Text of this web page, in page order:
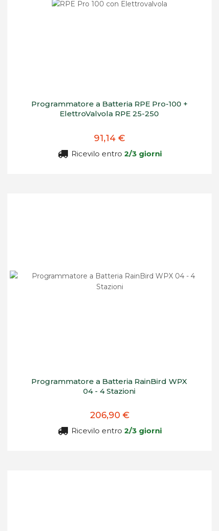
Programmatore a Batteria RPE Pro-100 +
ElettroValvola RPE 25-250
91,14 €
Ricevilo entro 2/3 giorni
Programmatore a Batteria RainBird WPX
04 - 4 Stazioni
206,90 €
Ricevilo entro 2/3 giorni